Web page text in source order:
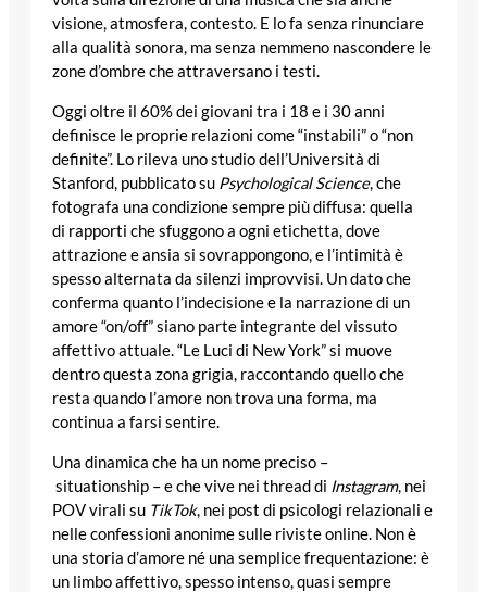
visione, atmosfera, contesto. E lo fa senza rinunciare
alla qualità sonora, ma senza nemmeno nascondere le
zone d’ombre che attraversano i testi.
Oggi oltre il 60% dei giovani tra i 18 e i 30 anni
definisce le proprie relazioni come “instabili” o “non
definite”. Lo rileva uno studio dell’Università di
Stanford, pubblicato su Psychological Science, che
fotografa una condizione sempre più diffusa: quella
di rapporti che sfuggono a ogni etichetta, dove
attrazione e ansia si sovrappongono, e l’intimità è
spesso alternata da silenzi improvvisi. Un dato che
conferma quanto l’indecisione e la narrazione di un
amore “on/off” siano parte integrante del vissuto
affettivo attuale. “Le Luci di New York” si muove
dentro questa zona grigia, raccontando quello che
resta quando l’amore non trova una forma, ma
continua a farsi sentire.
Una dinamica che ha un nome preciso –
situationship – e che vive nei thread di Instagram, nei
POV virali su TikTok, nei post di psicologi relazionali e
nelle confessioni anonime sulle riviste online. Non è
una storia d’amore né una semplice frequentazione: è
un limbo affettivo, spesso intenso, quasi sempre